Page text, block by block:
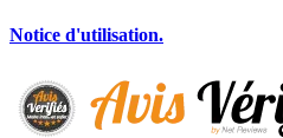
Notice d'utilisation.